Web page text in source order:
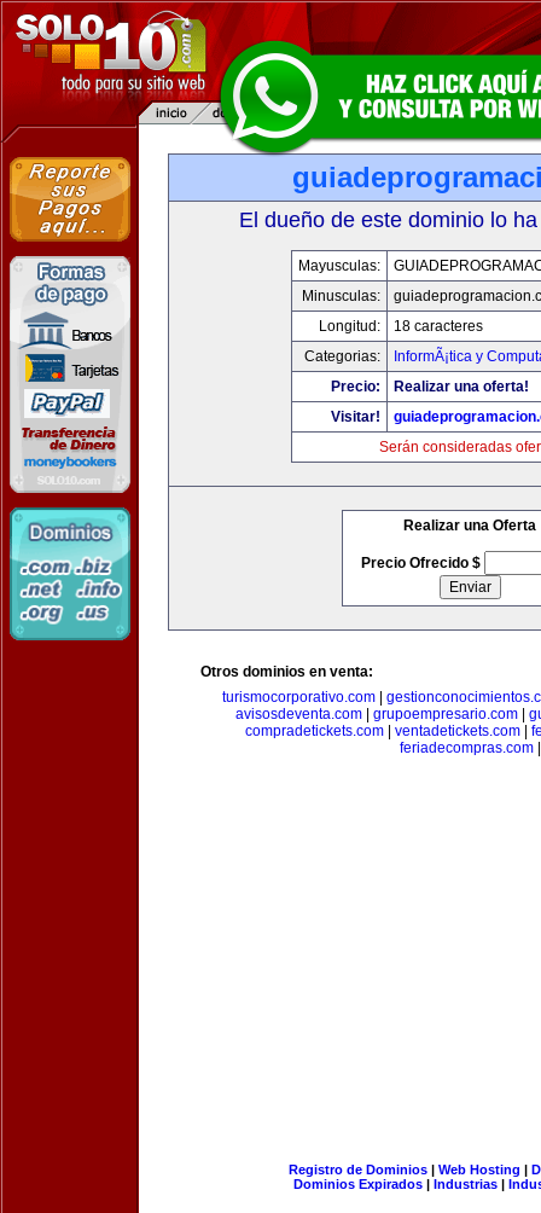
El dueño de este dominio lo
Mayusculas:
Minusculas:
Longitud:
18 caracteres
Categorias:
InformÃ¡tica y
Precio:
Realizar una oferta!
Visitar!
Serán consideradas
Realizar una Oferta
Precio Ofrecido $
Otros dominios en venta:
turismocorporativo.com
avisosdeventa.com| grupoempresario.com|
compradetickets.com| ventadetickets.com|
feriadecompras.com|
Registro de Dominios| Web Hosting |
Dominios Expirados | Industrias |